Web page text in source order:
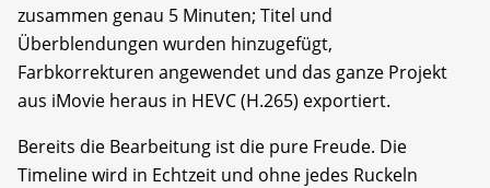
zusammen genau 5 Minuten; Titel und
Überblendungen wurden hinzugefügt,
Farbkorrekturen angewendet und das ganze Projekt
aus iMovie heraus in HEVC (H.265) exportiert.
Bereits die Bearbeitung ist die pure Freude. Die
Timeline wird in Echtzeit und ohne jedes Ruckeln